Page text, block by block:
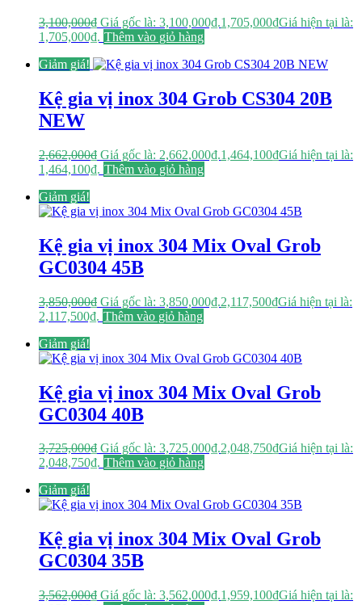
3,100,000₫ Giá gốc là: 3,100,000₫.1,705,000₫Giá hiện tại là:
1,705,000₫. Thêm vào giỏ hàng
Giảm giá!
Kệ gia vị inox 304 Grob CS304 20B
NEW
2,662,000₫ Giá gốc là: 2,662,000₫.1,464,100₫Giá hiện tại là:
1,464,100₫. Thêm vào giỏ hàng
Giảm giá!
Kệ gia vị inox 304 Mix Oval Grob
GC0304 45B
3,850,000₫ Giá gốc là: 3,850,000₫.2,117,500₫Giá hiện tại là:
2,117,500₫. Thêm vào giỏ hàng
Giảm giá!
Kệ gia vị inox 304 Mix Oval Grob
GC0304 40B
3,725,000₫ Giá gốc là: 3,725,000₫.2,048,750₫Giá hiện tại là:
2,048,750₫. Thêm vào giỏ hàng
Giảm giá!
Kệ gia vị inox 304 Mix Oval Grob
GC0304 35B
3,562,000₫ Giá gốc là: 3,562,000₫.1,959,100₫Giá hiện tại là: